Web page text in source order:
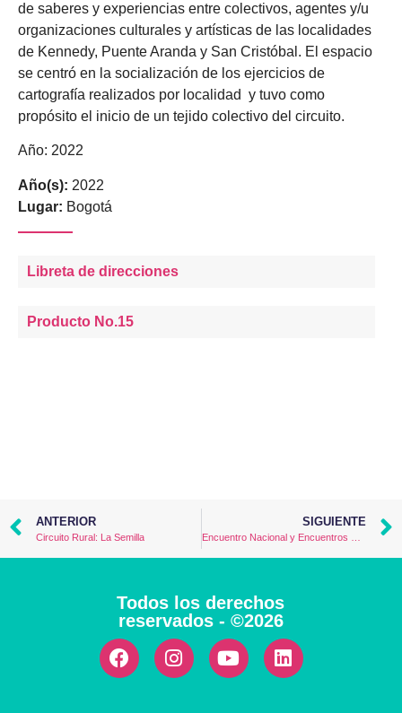
de saberes y experiencias entre colectivos, agentes y/u
organizaciones culturales y artísticas de las localidades
de Kennedy, Puente Aranda y San Cristóbal. El espacio
se centró en la socialización de los ejercicios de
cartografía realizados por localidad y tuvo como
propósito el inicio de un tejido colectivo del circuito.
Año: 2022
Año(s): 2022
Lugar: Bogotá
Libreta de direcciones
Producto No.15
ANTERIOR
Circuito Rural: La Semilla
SIGUIENTE
Todos los derechos
reservados - ©2026